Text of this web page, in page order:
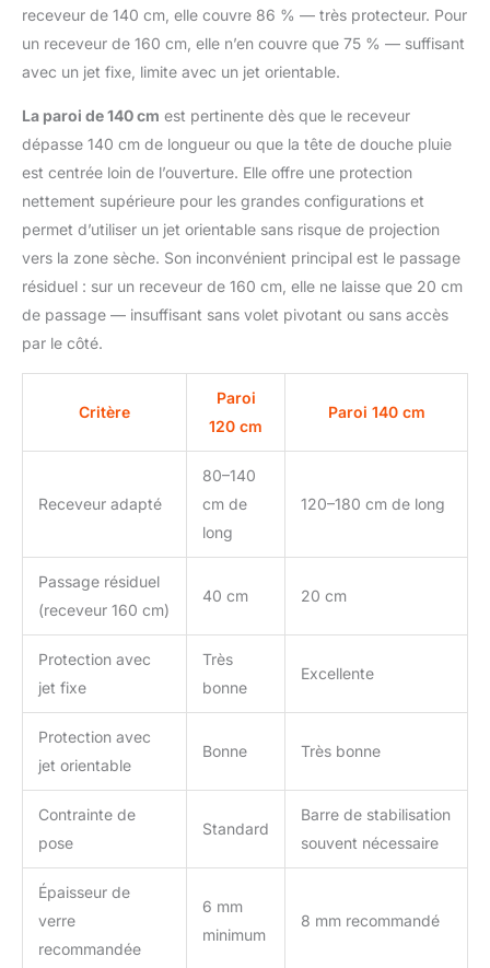
receveur de 140 cm, elle couvre 86 % — très protecteur. Pour
un receveur de 160 cm, elle n’en couvre que 75 % — suffisant
avec un jet fixe, limite avec un jet orientable.
La paroi de 140 cm est pertinente dès que le receveur
dépasse 140 cm de longueur ou que la tête de douche pluie
est centrée loin de l’ouverture. Elle offre une protection
nettement supérieure pour les grandes configurations et
permet d’utiliser un jet orientable sans risque de projection
vers la zone sèche. Son inconvénient principal est le passage
résiduel : sur un receveur de 160 cm, elle ne laisse que 20 cm
de passage — insuffisant sans volet pivotant ou sans accès
par le côté.
Critère
Paroi
120 cm
Paroi 140 cm
Receveur adapté
80–140
cm de
long
120–180 cm de long
Passage résiduel
(receveur 160 cm)
40 cm 20 cm
Protection avec
jet fixe
Très
bonne
Excellente
Protection avec
jet orientable
Bonne Très bonne
Contrainte de
pose
Standard
Barre de stabilisation
souvent nécessaire
Épaisseur de
verre
recommandée
6 mm
minimum
8 mm recommandé